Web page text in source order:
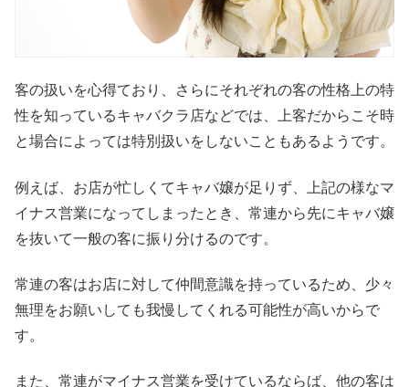
客の扱いを心得ており、さらにそれぞれの客の性格上の特
性を知っているキャバクラ店などでは、上客だからこそ時
と場合によっては特別扱いをしないこともあるようです。
例えば、お店が忙しくてキャバ嬢が足りず、上記の様なマ
イナス営業になってしまったとき、常連から先にキャバ嬢
を抜いて一般の客に振り分けるのです。
常連の客はお店に対して仲間意識を持っているため、少々
無理をお願いしても我慢してくれる可能性が高いからで
す。
また、常連がマイナス営業を受けているならば、他の客は